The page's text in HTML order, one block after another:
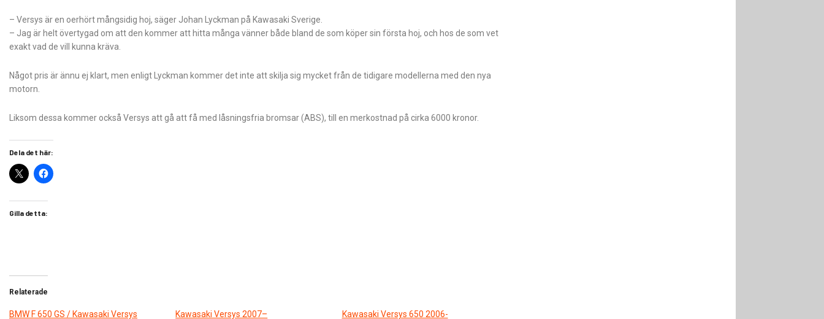
– Versys är en oerhört mångsidig hoj, säger Johan Lyckman på Kawasaki Sverige.
– Jag är helt övertygad om att den kommer att hitta många vänner både bland de som köper sin första hoj, och hos de som vet
exakt vad de vill kunna kräva.
Något pris är ännu ej klart, men enligt Lyckman kommer det inte att skilja sig mycket från de tidigare modellerna med den nya
motorn.
Liksom dessa kommer också Versys att gå att få med låsningsfria bromsar (ABS), till en merkostnad på cirka 6000 kronor.
Dela det här:
Gilla detta:
Relaterade
BMW F 650 GS / Kawasaki Versys Kawasaki Versys 2007– Kawasaki Versys 650 2006-